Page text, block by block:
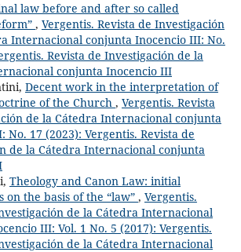
law before and after so called
, Vergentis. Revista de Investigación
Internacional conjunta Inocencio III: No.
Revista de Investigación de la
conjunta Inocencio III
Decent work in the interpretation of
of the Church , Vergentis. Revista
de la Cátedra Internacional conjunta
No. 17 (2023): Vergentis. Revista de
de la Cátedra Internacional conjunta
Theology and Canon Law: initial
on the basis of the “law” , Vergentis.
de la Cátedra Internacional
III: Vol. 1 No. 5 (2017): Vergentis.
de la Cátedra Internacional